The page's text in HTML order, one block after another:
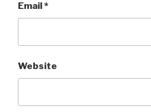
Email*
Website